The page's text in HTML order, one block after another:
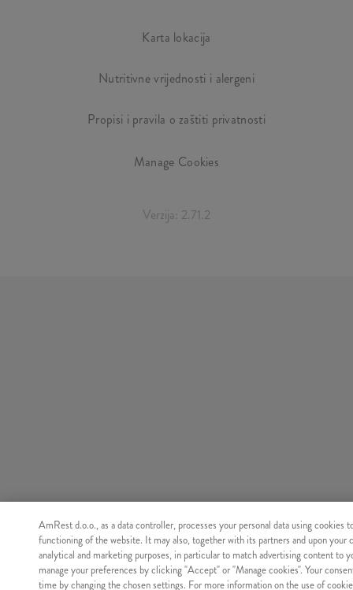
Karta lokacija
Nutritivne vrijednosti i alergeni
Propisi i pravila o zaštiti privatnosti
Manage Cookies
Verzija: 2.71.2
AmRest d.o.o., as a data controller, processes your personal data using cookies
functioning of the website. It may also, together with its partners and upon your
analytical and marketing purposes, in particular to match advertising content to
manage your preferences by clicking "Accept" or "Manage cookies". Your
time by changing the chosen settings. For more information on the use of